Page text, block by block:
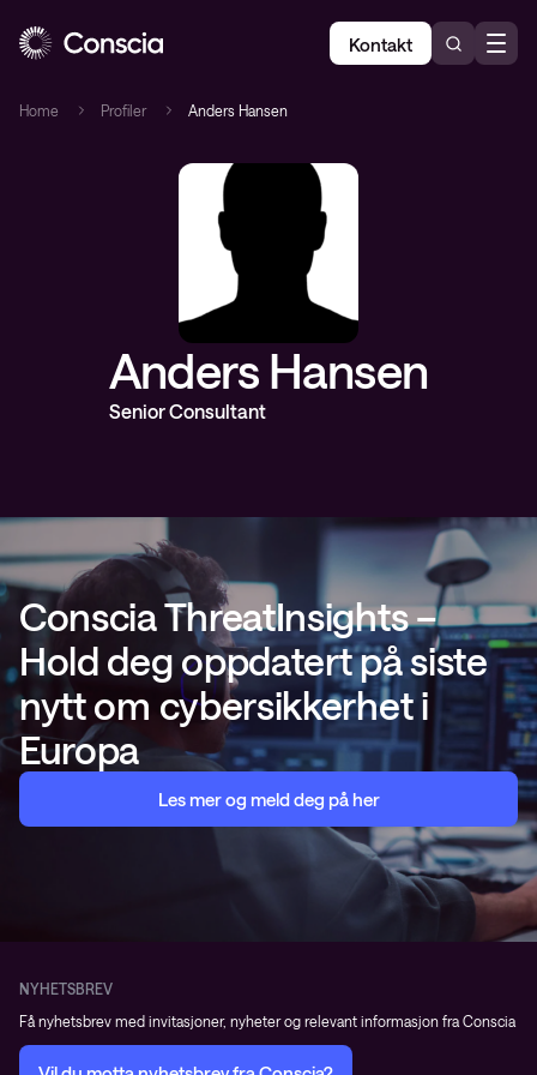
Kontakt
Home Profiler Anders Hansen
Anders Hansen
Senior Consultant
Conscia ThreatInsights –
Hold deg oppdatert på siste
nytt om cybersikkerhet i
Europa
Les mer og meld deg på her
NYHETSBREV
Få nyhetsbrev med invitasjoner, nyheter og relevant informasjon fra Conscia